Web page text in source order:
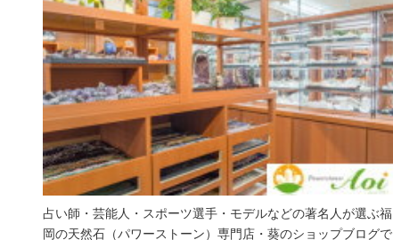
占い師・芸能人・スポーツ選手・モデルなどの著名人が選ぶ福
岡の天然石（パワーストーン）専門店・葵のショップブログで